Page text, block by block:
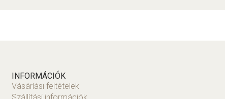
INFORMÁCIÓK
Vásárlási feltételek
Szállítási információk